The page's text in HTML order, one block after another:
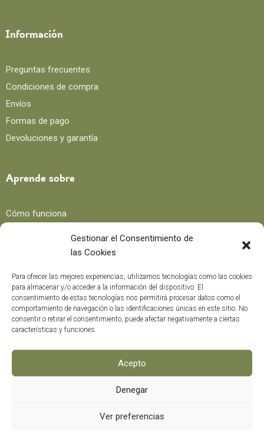
Gestionar el Consentimiento de
las Cookies
Para ofrecer las mejores experiencias, utilizamos tecnologías como las cookies
para almacenar y/o acceder a la información del dispositivo. El
consentimiento de estas tecnologías nos permitirá procesar datos como el
comportamiento de navegación o las identificaciones únicas en este sitio. No
consentir o retirar el consentimiento, puede afectar negativamente a ciertas
características y funciones.
Acepto
Denegar
Ver preferencias
Información
Preguntas frecuentes
Condiciones de compra
Envíos
Formas de pago
Devoluciones y garantía
Aprende sobre
Cómo funciona
Blog
Recetas
Trucos y consejos